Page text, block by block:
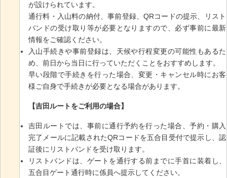
が設けられています。
通行料・入山料の納付、事前登録、QRコードの提示、リスト
バンドの受け取り等が必要となりますので、必ず事前に最新
情報をご確認ください。
入山手続きや事前登録は、天候や行程変更の可能性もあるた
め、前日から当日に行っていただくことをおすすめします。
早い段階で手続きを行った場合、変更・キャンセル時にお客
様ご自身で手続きが必要となる場合があります。
【吉田ルートをご利用の場合】
吉田ルートでは、事前に通行予約を行った場合、予約・購入
完了メールに記載されたQRコードを五合目受付で提示し、認
証後にリストバンドを受け取ります。
リストバンドは、ゲートを通行する前までに手首に装着し、
五合目ゲート通行時に係員へ提示してください。